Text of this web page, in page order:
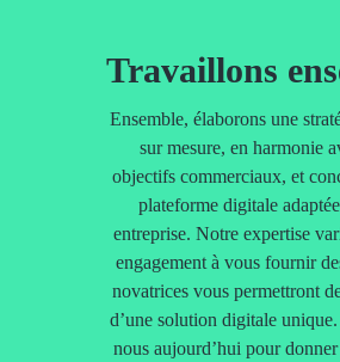
Travaillons
Ensemble, élaborons une
sur mesure, en harmonie
objectifs commerciaux, et
plateforme digitale
entreprise. Notre expertise
engagement à vous fournir
novatrices vous permettront
d’une solution digitale
nous aujourd’hui pour